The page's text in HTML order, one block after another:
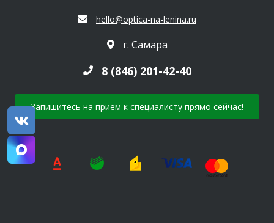
hello@optica-na-lenina.ru
г. Самара
8 (846) 201-42-40
Запишитесь на прием к специалисту прямо сейчас!